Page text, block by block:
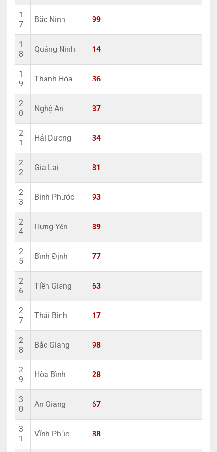
1
7
Bắc Ninh 99
1
8
Quảng Ninh 14
1
9
Thanh Hóa 36
2
0
Nghệ An 37
2
1
Hải Dương 34
2
2
Gia Lai 81
2
3
Bình Phước 93
2
4
Hưng Yên 89
2
5
Bình Định 77
2
6
Tiền Giang 63
2
7
Thái Bình 17
2
8
Bắc Giang 98
2
9
Hòa Bình 28
3
0
An Giang 67
3
1
Vĩnh Phúc 88